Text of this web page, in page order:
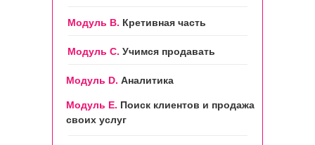
Модуль B. Кретивная часть
Модуль С. Учимся продавать
Модуль D. Аналитика
Модуль Е. Поиск клиентов и продажа
своих услуг